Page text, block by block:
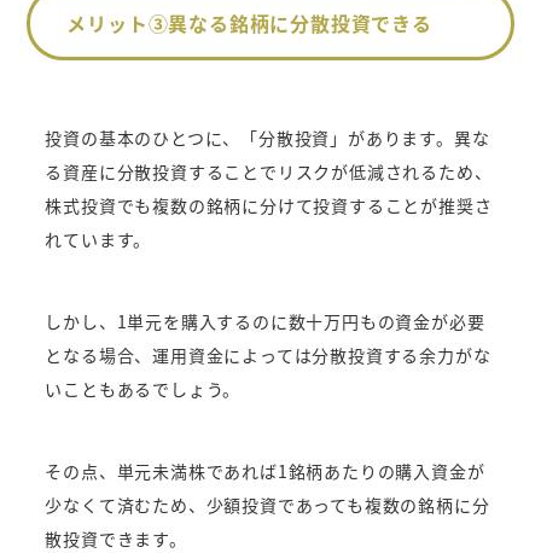
メリット③異なる銘柄に分散投資できる
投資の基本のひとつに、「分散投資」があります。異な
る資産に分散投資することでリスクが低減されるため、
株式投資でも複数の銘柄に分けて投資することが推奨さ
れています。
しかし、1単元を購入するのに数十万円もの資金が必要
となる場合、運用資金によっては分散投資する余力がな
いこともあるでしょう。
その点、単元未満株であれば1銘柄あたりの購入資金が
少なくて済むため、少額投資であっても複数の銘柄に分
散投資できます。